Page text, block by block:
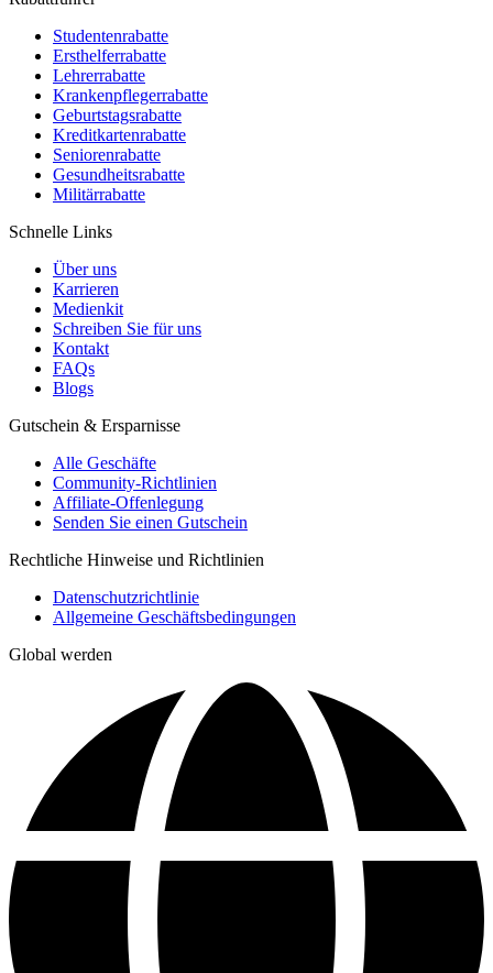
Studentenrabatte
Ersthelferrabatte
Lehrerrabatte
Krankenpflegerrabatte
Geburtstagsrabatte
Kreditkartenrabatte
Seniorenrabatte
Gesundheitsrabatte
Militärrabatte
Schnelle Links
Über uns
Karrieren
Medienkit
Schreiben Sie für uns
Kontakt
FAQs
Blogs
Gutschein & Ersparnisse
Alle Geschäfte
Community-Richtlinien
Affiliate-Offenlegung
Senden Sie einen Gutschein
Rechtliche Hinweise und Richtlinien
Datenschutzrichtlinie
Allgemeine Geschäftsbedingungen
Global werden